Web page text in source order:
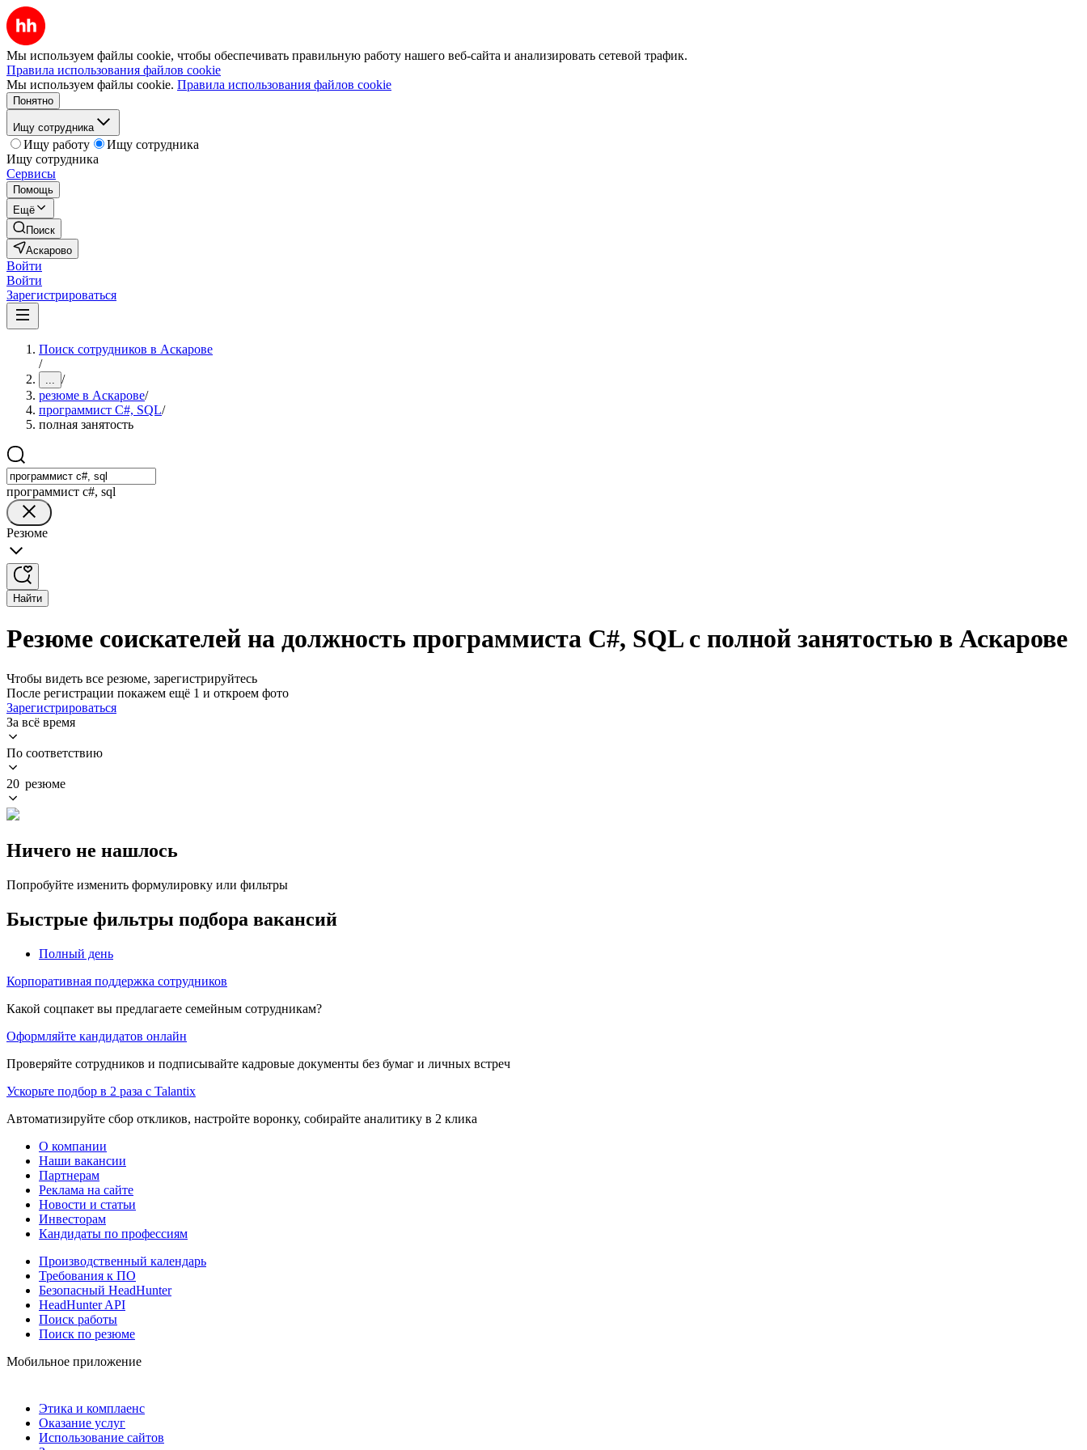
Мы используем файлы cookie, чтобы обеспечивать правильную работу нашего веб-сайта и анализировать сетевой трафик.
Правила использования файлов cookie
Мы используем файлы cookie. Правила использования файлов cookie
Понятно
Ищу сотрудника
Ищу работу
Ищу сотрудника
Ищу сотрудника
Сервисы
Помощь
Ещё
Поиск
Аскарово
Войти
Войти
Зарегистрироваться
Поиск сотрудников в Аскарове
/
... /
резюме в Аскарове/
программист C#, SQL/
полная занятость
программист c#, sql
Резюме
Найти
Резюме соискателей на должность программиста C#, SQL с полной занятостью в Аскарове
Чтобы видеть все резюме, зарегистрируйтесь
После регистрации покажем ещё 1 и откроем фото
Зарегистрироваться
За всё время
По соответствию
20 резюме
Ничего не нашлось
Попробуйте изменить формулировку или фильтры
Быстрые фильтры подбора вакансий
Полный день
Корпоративная поддержка сотрудников
Какой соцпакет вы предлагаете семейным сотрудникам?
Оформляйте кандидатов онлайн
Проверяйте сотрудников и подписывайте кадровые документы без бумаг и личных встреч
Ускорьте подбор в 2 раза с Talantix
Автоматизируйте сбор откликов, настройте воронку, собирайте аналитику в 2 клика
О компании
Наши вакансии
Партнерам
Реклама на сайте
Новости и статьи
Инвесторам
Кандидаты по профессиям
Производственный календарь
Требования к ПО
Безопасный HeadHunter
HeadHunter API
Поиск работы
Поиск по резюме
Мобильное приложение
Этика и комплаенс
Оказание услуг
Использование сайтов